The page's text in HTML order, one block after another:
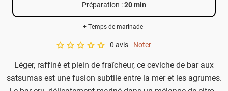
Téléchargez l'app Saveurs RecettesPréparation :20 min
+ Temps de marinade
A star rating of 0 out of 5.
0 avis Noter
Léger, raffiné et plein de fraîcheur, ce ceviche de bar aux
satsumas est une fusion subtile entre la mer et les agrumes.